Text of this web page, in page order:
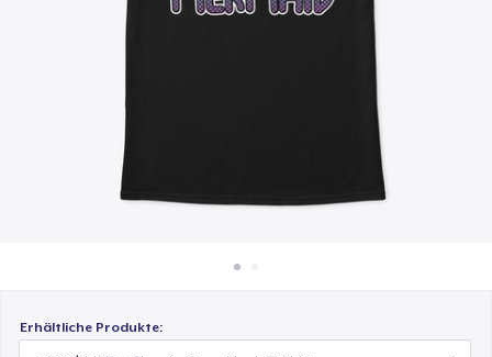
Erhältliche Produkte:
Classic Long Sleeve Tee
25,99 $